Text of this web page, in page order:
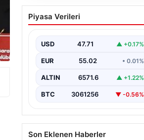
Mohamed Salah
transferinin detayları
Piyasa Verileri
USD 47.71 ▲ +0.17%
EUR 55.02 • 0.01%
ALTIN 6571.6 ▲ +1.22%
BTC 3061256 ▼ -0.56%
Son Eklenen Haberler